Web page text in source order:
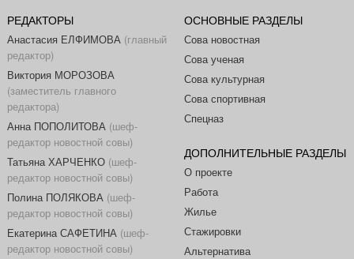
РЕДАКТОРЫ
Анастасия ЕЛФИМОВА(главный
редактор)
Виктория МОРОЗОВА
(заместитель главного
редактора)
Анна ПОПОЛИТОВА(шеф-
редактор новостной совы)
Татьяна ХАРЧЕНКО(шеф-
редактор новостной совы)
Полина ПОЛЯКОВА(шеф-
редактор новостной совы)
Екатерина САФЕТИНА(шеф-
редактор новостной совы)
ОСНОВНЫЕ РАЗДЕЛЫ
Сова новостная
Сова ученая
Сова культурная
Сова спортивная
Спецназ
ДОПОЛНИТЕЛЬНЫЕ РАЗДЕЛЫ
О проекте
Работа
Жилье
Стажировки
Альтернатива